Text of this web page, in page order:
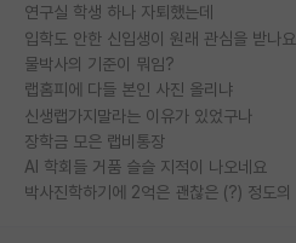
연구실 학생 하나 자퇴했는데
입학도 안한 신입생이 원래 관심을 받나요
물박사의 기준이 뭐임?
랩홈피에 다들 본인 사진 올리냐
신생랩가지말라는 이유가 있었구나
장학금 모은 랩비통장
AI 학회들 거품 슬슬 지적이 나오네요